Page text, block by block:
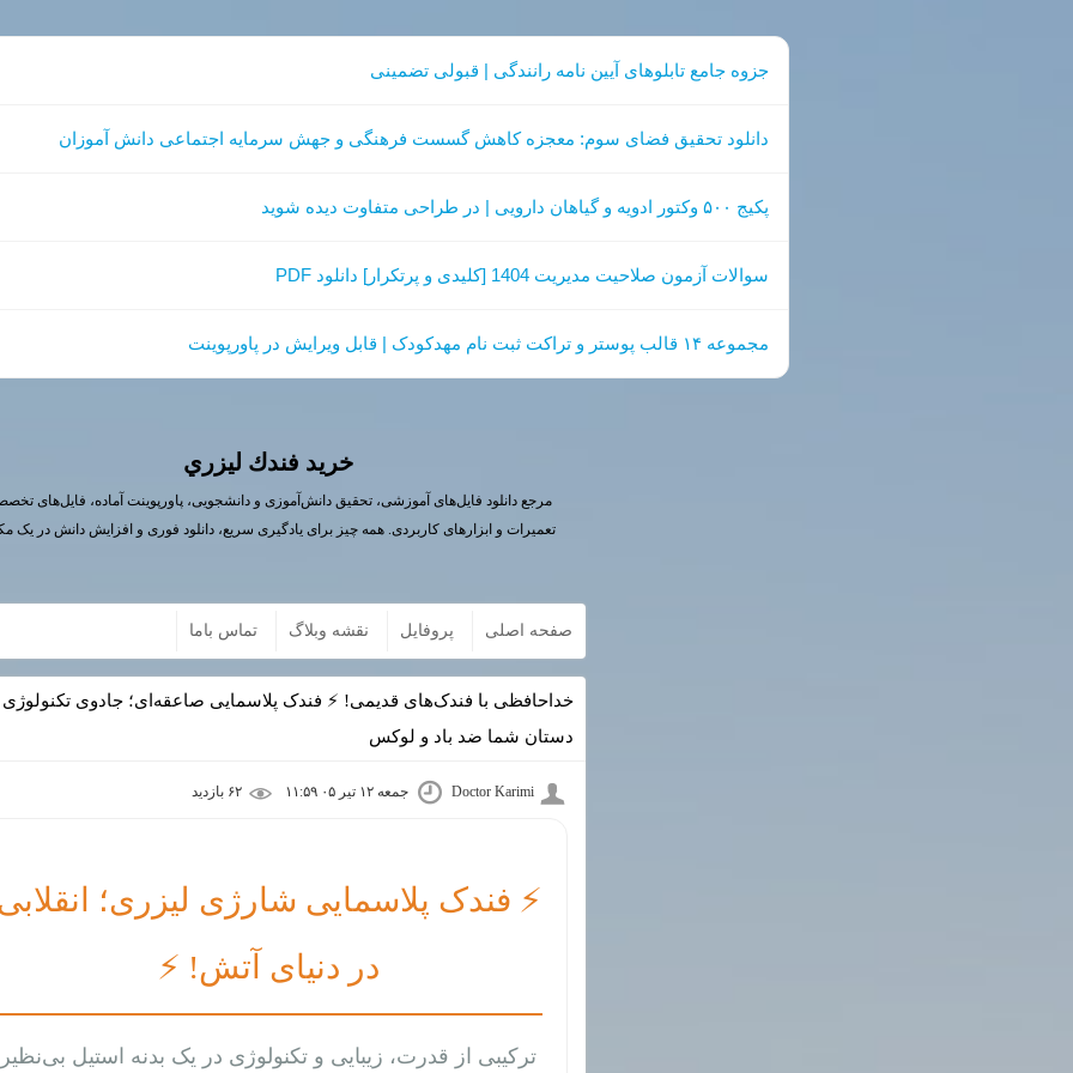
جزوه جامع تابلوهای آیین نامه رانندگی | قبولی تضمینی
دانلود تحقیق فضای سوم: معجزه کاهش گسست فرهنگی و جهش سرمایه اجتماعی دانش آموزان
پکیج ۵۰۰ وکتور ادویه و گیاهان دارویی | در طراحی متفاوت دیده شوید
سوالات آزمون صلاحیت مدیریت 1404 [کلیدی و پرتکرار] دانلود PDF
مجموعه ۱۴ قالب پوستر و تراکت ثبت نام مهدکودک | قابل ویرایش در پاورپوینت
خريد فندك ليزري
مرجع دانلود فایل‌های آموزشی، تحقیق دانش‌آموزی و دانشجویی، پاورپوینت آماده، فایل‌های
تعمیرات و ابزارهای کاربردی. همه چیز برای یادگیری سریع، دانلود فوری و افزایش دانش در یک
صفحه اصلی پروفایل نقشه وبلاگ تماس باما
خداحافظی با فندک‌های قدیمی! ⚡ فندک پلاسمایی صاعقه‌ای؛ جادوی تکنولوژی
دستان شما ضد باد و لوکس
Doctor Karimi جمعه ۱۲ تیر ۰۵ ۱۱:۵۹
⚡ فندک پلاسمایی شارژی لیزری؛
در دنیای آتش! ⚡
ترکیبی از قدرت، زیبایی و تکنولوژی در یک بدنه استیل بی‌نظیر